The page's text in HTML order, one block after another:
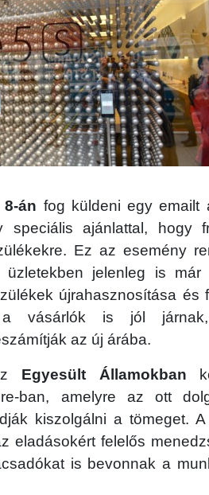
án fog küldeni egy emailt
speciális ajánlattal, hogy
Ez az esemény
jelenleg is már
újrahasznosítása és
a vásárlók is jól
az új árába.
Egyesült Államokban
ban, amelyre az ott
kiszolgálni a tömeget.
eladásokért felelős
is bevonnak a